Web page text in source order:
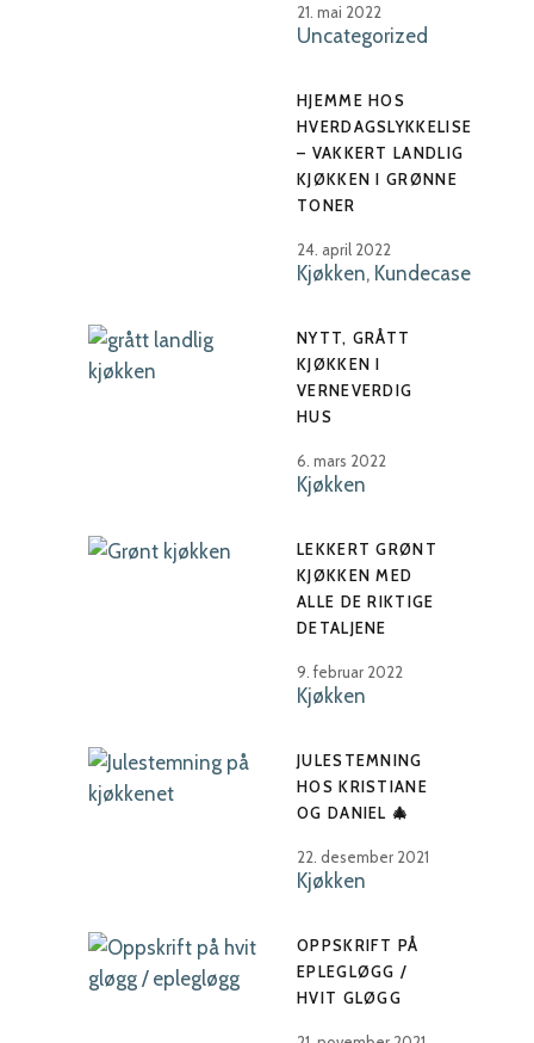
21. mai 2022
Uncategorized
HJEMME HOS
HVERDAGSLYKKELISE
– VAKKERT LANDLIG
KJØKKEN I GRØNNE
TONER
24. april 2022
Kjøkken, Kundecase
NYTT, GRÅTT
KJØKKEN I
VERNEVERDIG
HUS
6. mars 2022
Kjøkken
LEKKERT GRØNT
KJØKKEN MED
ALLE DE RIKTIGE
DETALJENE
9. februar 2022
Kjøkken
JULESTEMNING
HOS KRISTIANE
OG DANIEL 🎄
22. desember 2021
Kjøkken
OPPSKRIFT PÅ
EPLEGLØGG /
HVIT GLØGG